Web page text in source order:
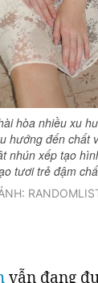
hòa nhiều xu
hướng đến chất
nhún xếp tạo
tươi trẻ đậm
vẫn đang